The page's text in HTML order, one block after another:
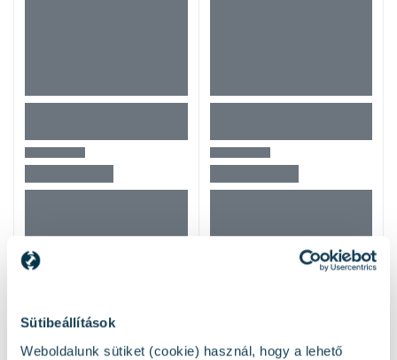
Sütibeállítások
Weboldalunk sütiket (cookie) használ, hogy a lehető